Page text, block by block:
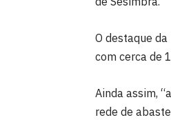
O destaque
com cerca de
Ainda assim,
rede de